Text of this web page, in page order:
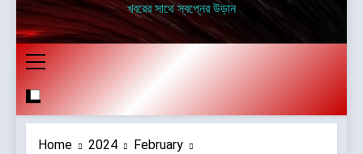
খবরের সাথে স্বপ্নের উড়ান
Home 2024
February